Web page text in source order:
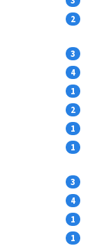
2
3
4
1
2
1
1
3
4
1
1